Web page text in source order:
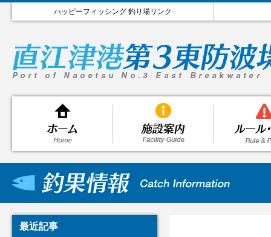
ハッピーフィッシング 釣り場リンク
最近記事